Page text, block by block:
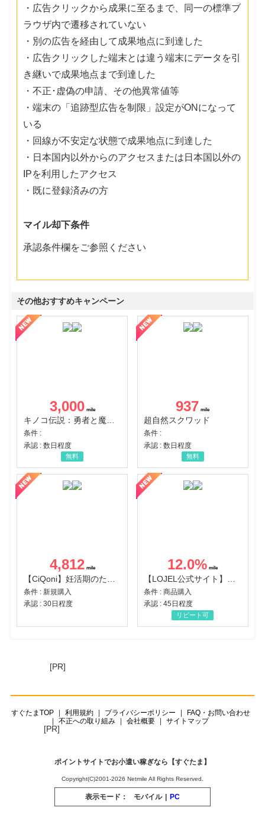
・広告クリックから成果に至るまで、同一の標準ブ
ラウザ内で遷移されていない
・別の広告を経由して成果地点に到達した
・広告クリックした端末とは違う端末にデータを引
き継いで成果地点まで到達した
・不正･虚偽の申請、その他異常値等
・端末の「追跡型広告を制限」設定がONになって
いる
・回線が不安定な状態で成果地点に到達した
・日本国内以外からのアクセスまたは日本国以外の
IPを利用したアクセス
・既に登録済みの方
マイル却下条件
承認条件欄をご参照ください
その他おすすめキャンペーン
3,000
キノコ伝説：勇者と魔法のランプ
条件 :
承認 : 数日程度
無料
937
超自然スクワッド
条件 :
承認 : 数日程度
無料
4,812
条件 : 新規購入
承認 : 30日程度
12.0%
条件 : 商品購入
承認 : 45日程度
リピート可
[PR]
すぐたまTOP 利用規約 プライバシーポリシー
FAQ・お問い合わせ
不正への取り組み
会社概要 サイトマップ
[PR]
ポイントサイトでお小遣い稼ぎなら【すぐたま】
Copyright(C)2001-2026 Netmile All Rights Reserved.
表示モード： モバイル | PC